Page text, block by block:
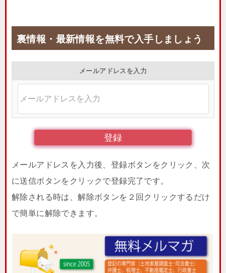
裏情報・最新情報を無料で入手しましょう
メールアドレスを入力
メールアドレスを入力後、登録ボタンをクリック、次
に送信ボタンをクリックで登録完了です。
解除される時は、解除ボタンを２回クリックするだけ
で簡単に解除できます。